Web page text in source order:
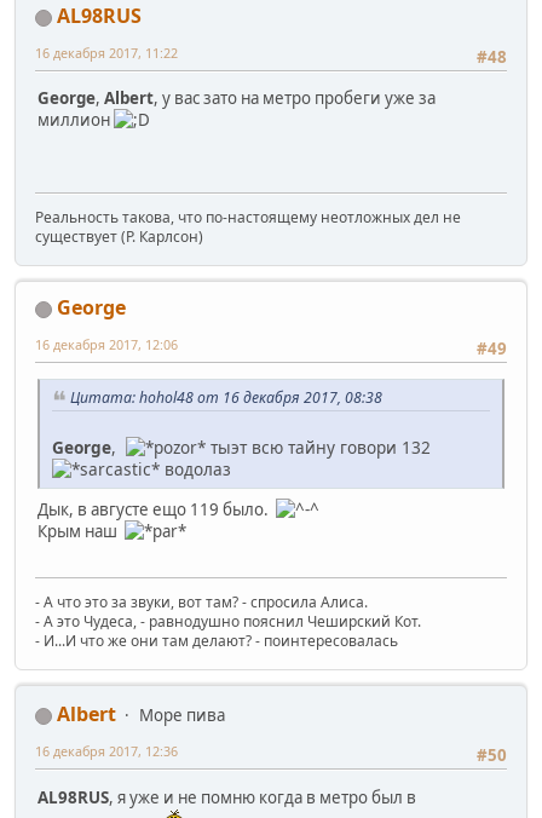
AL98RUS
#48
16 декабря 2017, 11:22
George, Albert, у вас зато на метро пробеги уже за
миллион
Реальность такова, что по-настоящему неотложных дел не
существует (Р. Карлсон)
George
#49
16 декабря 2017, 12:06
Цитата: hohol48 от 16 декабря 2017, 08:38
George,
тыэт всю тайну говори 132
водолаз
Дык, в августе ещо 119 было.
Крым наш
- А что это за звуки, вот там? - спросила Алиса.
- А это Чудеса, - равнодушно пояснил Чеширский Кот.
- И...И что же они там делают? - поинтересовалась
Albert
Море пива
#50
16 декабря 2017, 12:36
AL98RUS, я уже и не помню когда в метро был в